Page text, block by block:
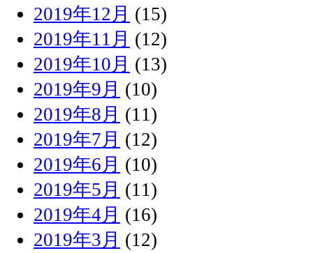
2019年12月 (15)
2019年11月 (12)
2019年10月 (13)
2019年9月 (10)
2019年8月 (11)
2019年7月 (12)
2019年6月 (10)
2019年5月 (11)
2019年4月 (16)
2019年3月 (12)